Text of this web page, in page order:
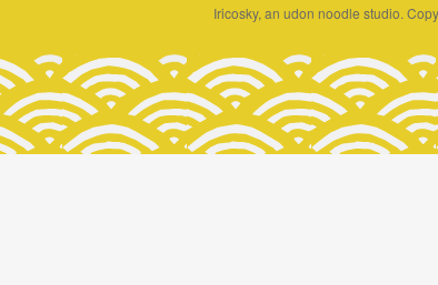
Iricosky, an udon noodle studio.